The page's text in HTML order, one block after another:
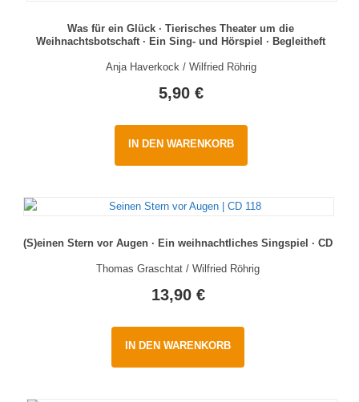
Was für ein Glück · Tierisches Theater um die
Weihnachtsbotschaft · Ein Sing- und Hörspiel · Begleitheft
Anja Haverkock / Wilfried Röhrig
5,90 €
IN DEN WARENKORB
(S)einen Stern vor Augen · Ein weihnachtliches Singspiel · CD
Thomas Graschtat / Wilfried Röhrig
13,90 €
IN DEN WARENKORB